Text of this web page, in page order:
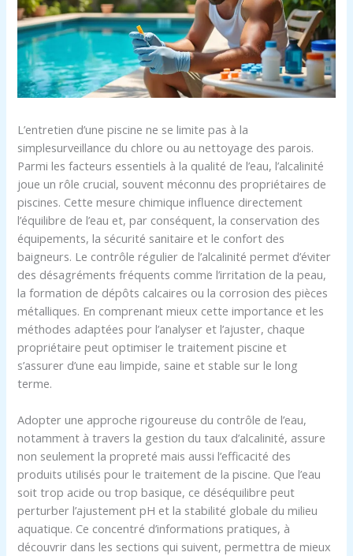
L’entretien d’une piscine ne se limite pas à la
simplesurveillance du chlore ou au nettoyage des parois.
Parmi les facteurs essentiels à la qualité de l’eau, l’alcalinité
joue un rôle crucial, souvent méconnu des propriétaires de
piscines. Cette mesure chimique influence directement
l’équilibre de l’eau et, par conséquent, la conservation des
équipements, la sécurité sanitaire et le confort des
baigneurs. Le contrôle régulier de l’alcalinité permet d’éviter
des désagréments fréquents comme l’irritation de la peau,
la formation de dépôts calcaires ou la corrosion des pièces
métalliques. En comprenant mieux cette importance et les
méthodes adaptées pour l’analyser et l’ajuster, chaque
propriétaire peut optimiser le traitement piscine et
s’assurer d’une eau limpide, saine et stable sur le long
terme.
Adopter une approche rigoureuse du contrôle de l’eau,
notamment à travers la gestion du taux d’alcalinité, assure
non seulement la propreté mais aussi l’efficacité des
produits utilisés pour le traitement de la piscine. Que l’eau
soit trop acide ou trop basique, ce déséquilibre peut
perturber l’ajustement pH et la stabilité globale du milieu
aquatique. Ce concentré d’informations pratiques, à
découvrir dans les sections qui suivent, permettra de mieux